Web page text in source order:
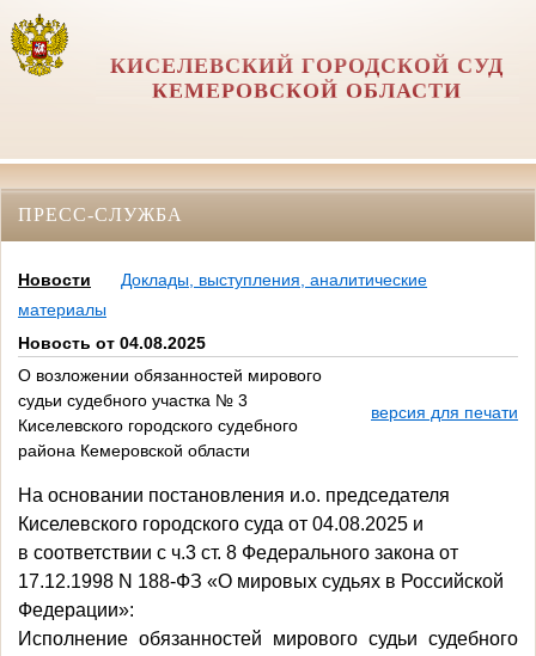
КИСЕЛЕВСКИЙ ГОРОДСКОЙ СУД
КЕМЕРОВСКОЙ ОБЛАСТИ
ПРЕСС-СЛУЖБА
Новости
Доклады, выступления, аналитические
материалы
Новость от 04.08.2025
О возложении обязанностей мирового
судьи судебного участка № 3
Киселевского городского судебного
района Кемеровской области
версия для печати
На основании постановления и.о. председателя
Киселевского городского суда от 04.08.2025 и
в соответствии с ч.3 ст. 8 Федерального закона от
17.12.1998 N 188-ФЗ «О мировых судьях в Российской
Федерации»:
Исполнение обязанностей мирового судьи судебного